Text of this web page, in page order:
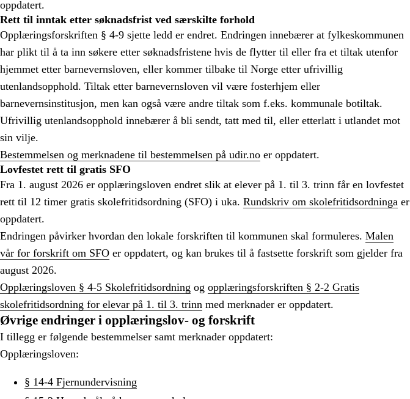
oppdatert.
Rett til inntak etter søknadsfrist ved særskilte forhold
Opplæringsforskriften § 4-9 sjette ledd er endret. Endringen innebærer at fylkeskommunen
har plikt til å ta inn søkere etter søknadsfristene hvis de flytter til eller fra et tiltak utenfor
hjemmet etter barnevernsloven, eller kommer tilbake til Norge etter ufrivillig
utenlandsopphold. Tiltak etter barnevernsloven vil være fosterhjem eller
barnevernsinstitusjon, men kan også være andre tiltak som f.eks. kommunale botiltak.
Ufrivillig utenlandsopphold innebærer å bli sendt, tatt med til, eller etterlatt i utlandet mot
sin vilje.
Bestemmelsen og merknadene til bestemmelsen på udir.no er oppdatert.
Lovfestet rett til gratis SFO
Fra 1. august 2026 er opplæringsloven endret slik at elever på 1. til 3. trinn får en lovfestet
rett til 12 timer gratis skolefritidsordning (SFO) i uka. Rundskriv om skolefritidsordninga er
oppdatert.
Endringen påvirker hvordan den lokale forskriften til kommunen skal formuleres. Malen
vår for forskrift om SFO er oppdatert, og kan brukes til å fastsette forskrift som gjelder fra
august 2026.
Opplæringsloven § 4-5 Skolefritidsordning og opplæringsforskriften § 2-2 Gratis
skolefritidsordning for elevar på 1. til 3. trinn med merknader er oppdatert.
Øvrige endringer i opplæringslov- og forskrift
I tillegg er følgende bestemmelser samt merknader oppdatert:
Opplæringsloven:
§ 14-4 Fjernundervisning